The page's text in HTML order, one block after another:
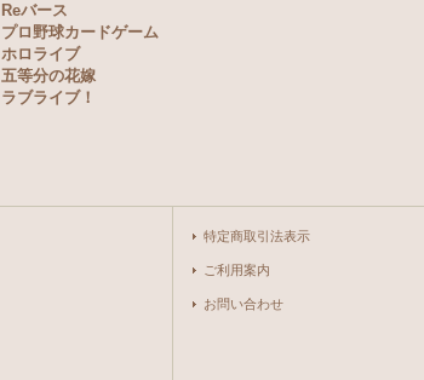
Reバース
プロ野球カードゲーム
ホロライブ
五等分の花嫁
ラブライブ！
特定商取引法表示
ご利用案内
お問い合わせ